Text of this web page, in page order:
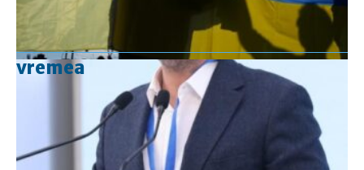
vremea